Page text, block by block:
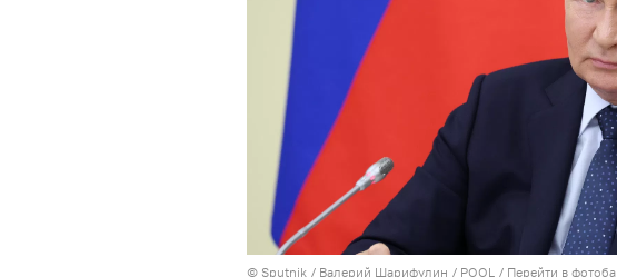
© Sputnik / Валерий Шарифулин / POOL / Перейти в